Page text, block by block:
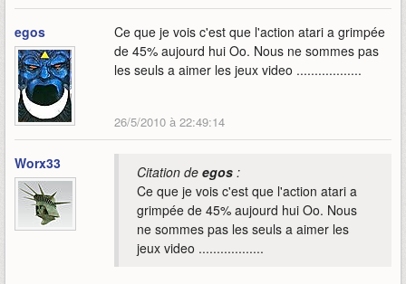
egos
Ce que je vois c'est que l'action atari a grimpée
de 45% aujourd hui Oo. Nous ne sommes pas
les seuls a aimer les jeux video ..................
26/5/2010 à 22:49:14
Worx33 Citation de egos :
Ce que je vois c'est que l'action atari a
grimpée de 45% aujourd hui Oo. Nous
ne sommes pas les seuls a aimer les
jeux video ..................